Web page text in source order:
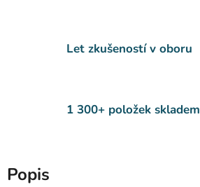
Let zkušeností v oboru
1 300+ položek skladem
Popis